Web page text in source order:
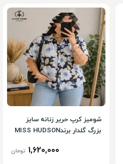
شومیز کرپ حریر زنانه سایز
بزرگ گلدار برندMISS HUDSON
1,620,000 تومان